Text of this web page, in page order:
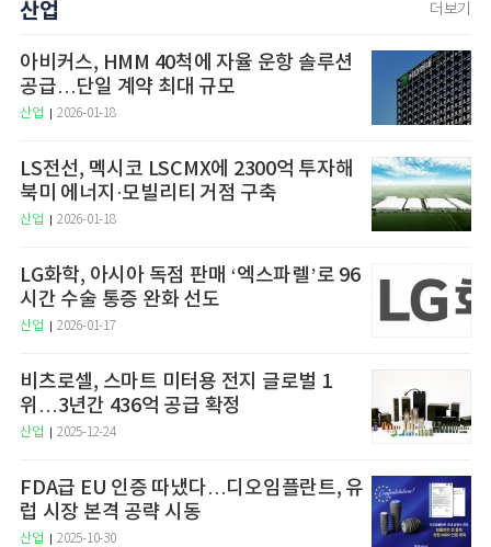
산업 더보기
아비커스, HMM 40척에 자율 운항 솔루션
공급…단일 계약 최대 규모
산업 2026-01-18
LS전선, 멕시코 LSCMX에 2300억 투자해
북미 에너지·모빌리티 거점 구축
산업 2026-01-18
LG화학, 아시아 독점 판매 ‘엑스파렐’로 96
시간 수술 통증 완화 선도
산업 2026-01-17
비츠로셀, 스마트 미터용 전지 글로벌 1
위…3년간 436억 공급 확정
산업 2025-12-24
FDA급 EU 인증 따냈다…디오임플란트, 유
럽 시장 본격 공략 시동
산업 2025-10-30